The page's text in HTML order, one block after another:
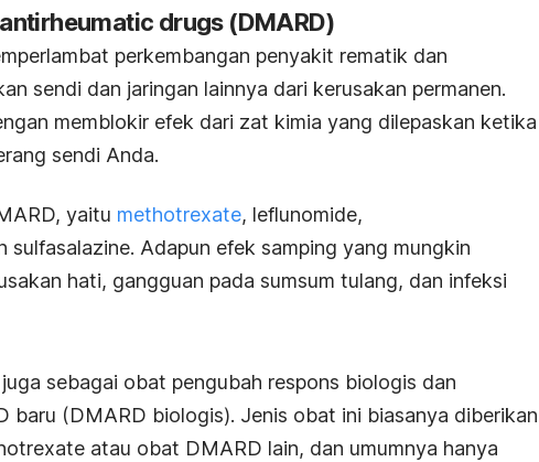
drugs (DMARD)
perkembangan penyakit rematik dan
sendi dan jaringan lainnya dari kerusakan permanen.
memblokir efek dari zat kimia yang dilepaskan ketika
sendi Anda.
yaitu methotrexate, leflunomide,
sulfasalazine. Adapun efek samping yang mungkin
hati, gangguan pada sumsum tulang, dan infeksi
sebagai obat pengubah respons biologis dan
baru (DMARD biologis). Jenis obat ini biasanya diberikan
atau obat DMARD lain, dan umumnya hanya